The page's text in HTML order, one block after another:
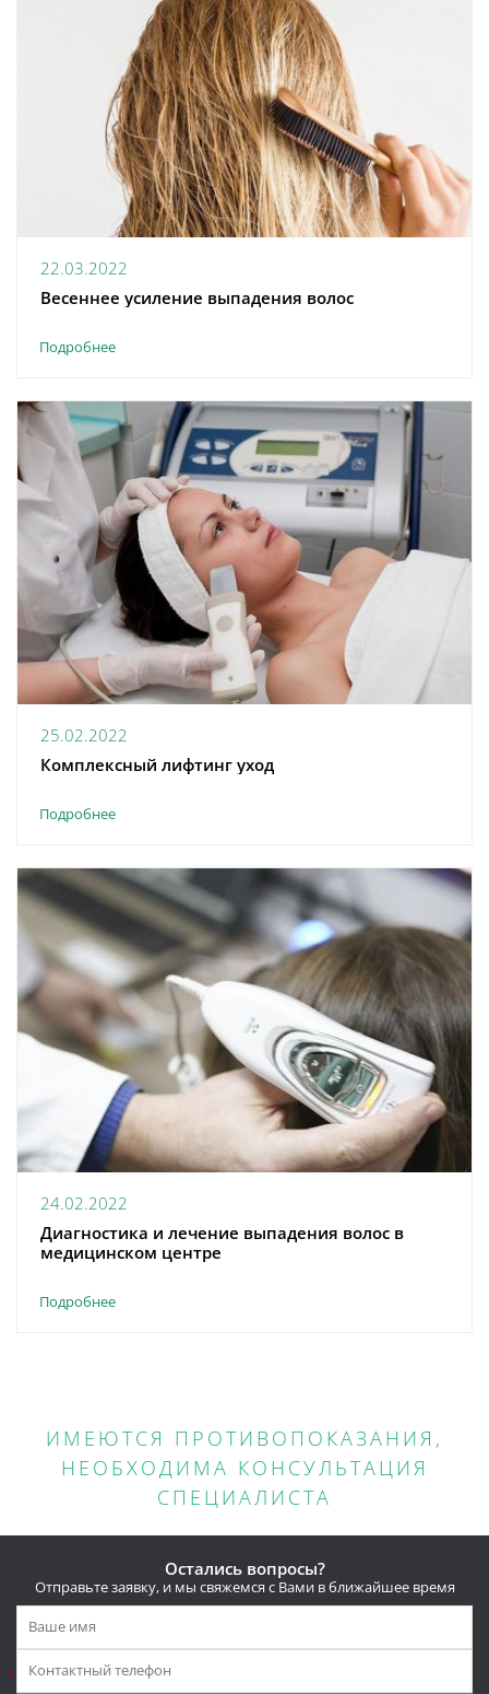
22.03.2022
Весеннее усиление выпадения волос
Подробнее
25.02.2022
Комплексный лифтинг уход
Подробнее
24.02.2022
Диагностика и лечение выпадения волос в
медицинском центре
Подробнее
ИМЕЮТСЯ ПРОТИВОПОКАЗАНИЯ,
НЕОБХОДИМА КОНСУЛЬТАЦИЯ
СПЕЦИАЛИСТА
Остались вопросы?
Отправьте заявку, и мы свяжемся с Вами в ближайшее время
*